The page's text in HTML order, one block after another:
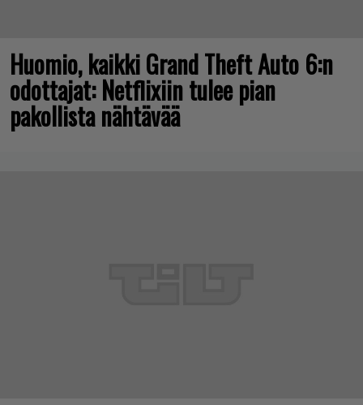
Huomio, kaikki Grand Theft Auto 6:n
odottajat: Netflixiin tulee pian
pakollista nähtävää